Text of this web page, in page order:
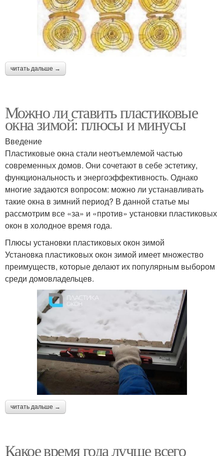
читать дальше →
Можно ли ставить пластиковые
окна зимой: плюсы и минусы
Введение
Пластиковые окна стали неотъемлемой частью
современных домов. Они сочетают в себе эстетику,
функциональность и энергоэффективность. Однако
многие задаются вопросом: можно ли устанавливать
такие окна в зимний период? В данной статье мы
рассмотрим все «за» и «против» установки пластиковых
окон в холодное время года.
Плюсы установки пластиковых окон зимой
Установка пластиковых окон зимой имеет множество
преимуществ, которые делают их популярным выбором
среди домовладельцев.
читать дальше →
Какое время года лучше всего